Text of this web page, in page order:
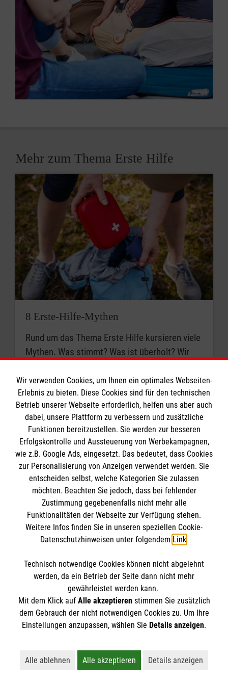
Mehr zum Thema Erste Hilfe
8 Erste-Hilfe-Mythen
Rund um das Thema Erste Hilfe kursieren viele
Mythen. Was stimmt? Was ist überholt? Wir
Erste Hilfe bei älteren Menschen
Darauf müssen Sie achten, wenn ein älterer
Mensch in Not gerät.
Vielleicht interessiert Sie auch... ?
Wir verwenden Cookies, um Ihnen ein optimales Webseiten-
Erlebnis zu bieten. Diese Cookies sind für den technischen
Betrieb unserer Webseite erforderlich, helfen uns aber auch
dabei, unsere Plattform zu verbessern und zusätzliche
Funktionen bereitzustellen. Sie werden zur besseren
Erfolgskontrolle und Aussteuerung von Werbekampagnen,
wie z.B. Google Ads, eingesetzt. Das bedeutet, dass Cookies
zur Personalisierung von Anzeigen verwendet werden. Sie
entscheiden selbst, welche Kategorien Sie zulassen
möchten. Beachten Sie jedoch, dass bei fehlender
Zustimmung gegebenenfalls nicht mehr alle
Funktionalitäten der Webseite zur Verfügung stehen.
Weitere Infos finden Sie in unseren speziellen Cookie-
Datenschutzhinweisen unter folgendem Link.
Technisch notwendige Cookies können nicht abgelehnt
werden, da ein Betrieb der Seite dann nicht mehr
gewährleistet werden kann.
Mit dem Klick auf Alle akzeptierenstimmen Sie zusätzlich
dem Gebrauch der nicht notwendigen Cookies zu. Um Ihre
Einstellungen anzupassen, wählen Sie Details anzeigen.
Alle ablehnen
Lehnt alle nicht-essentiellen Cookies ab
Alle akzeptieren
Akzeptiert alle Cookies
Details anzeigen